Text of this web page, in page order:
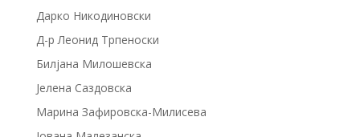
Дарко Никодиновски
Д-р Леонид Трпеноски
Билјана Милошевска
Јелена Саздовска
Марина Зафировска-Милисева